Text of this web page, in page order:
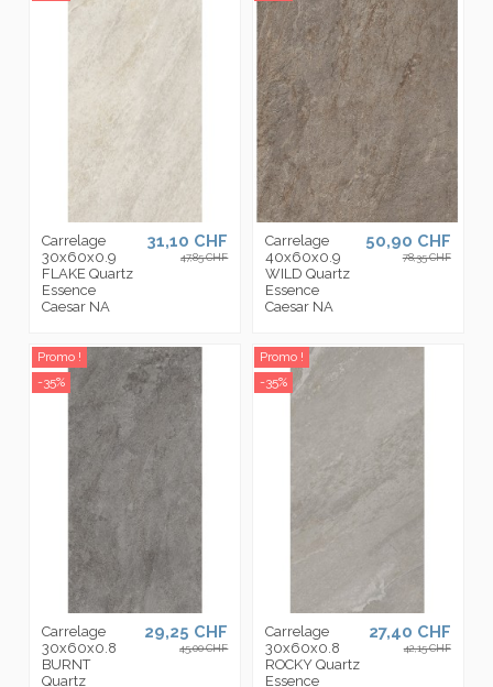
Carrelage
30x60x0.9
FLAKE Quartz
Essence
Caesar NA
31,10 CHF
47,85 CHF
Carrelage
40x60x0.9
WILD Quartz
Essence
Caesar NA
50,90 CHF
78,35 CHF
Promo !
-35%
Carrelage
30x60x0.8
BURNT
Quartz
29,25 CHF
45,00 CHF
Promo !
-35%
Carrelage
30x60x0.8
ROCKY Quartz
Essence
27,40 CHF
42,15 CHF